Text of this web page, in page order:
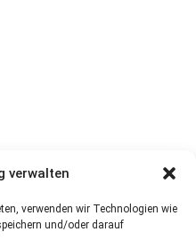
verwalten
verwenden wir Technologien wie
und/oder darauf